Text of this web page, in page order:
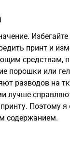
принт и
средствам,
порошки или
разводов на
лучше
Поэтому
содержанием.